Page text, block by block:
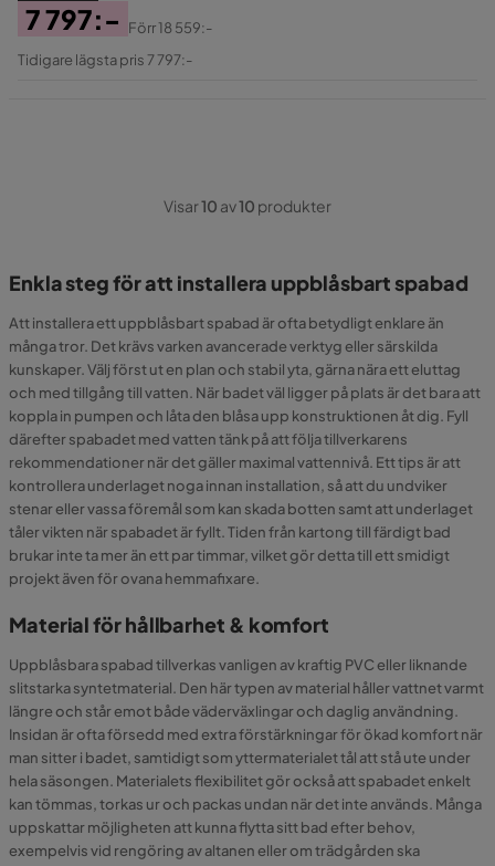
Pris
7 797:-
Original
Förr18 559:-
Tidigare lägsta pris 7 797:-
Visar10 av10 produkter
Enkla steg för att installera uppblåsbart spabad
Att installera ett uppblåsbart spabad är ofta betydligt enklare än
många tror. Det krävs varken avancerade verktyg eller särskilda
kunskaper. Välj först ut en plan och stabil yta, gärna nära ett eluttag
och med tillgång till vatten. När badet väl ligger på plats är det bara att
koppla in pumpen och låta den blåsa upp konstruktionen åt dig. Fyll
därefter spabadet med vatten tänk på att följa tillverkarens
rekommendationer när det gäller maximal vattennivå. Ett tips är att
kontrollera underlaget noga innan installation, så att du undviker
stenar eller vassa föremål som kan skada botten samt att underlaget
tåler vikten när spabadet är fyllt. Tiden från kartong till färdigt bad
brukar inte ta mer än ett par timmar, vilket gör detta till ett smidigt
projekt även för ovana hemmafixare.
Material för hållbarhet & komfort
Uppblåsbara spabad tillverkas vanligen av kraftig PVC eller liknande
slitstarka syntetmaterial. Den här typen av material håller vattnet varmt
längre och står emot både väderväxlingar och daglig användning.
Insidan är ofta försedd med extra förstärkningar för ökad komfort när
man sitter i badet, samtidigt som yttermaterialet tål att stå ute under
hela säsongen. Materialets flexibilitet gör också att spabadet enkelt
kan tömmas, torkas ur och packas undan när det inte används. Många
uppskattar möjligheten att kunna flytta sitt bad efter behov,
exempelvis vid rengöring av altanen eller om trädgården ska